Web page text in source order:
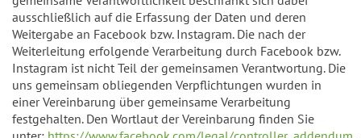
ausschließlich auf die Erfassung der Daten und deren
Weitergabe an Facebook bzw. Instagram. Die nach der
Weiterleitung erfolgende Verarbeitung durch Facebook bzw.
Instagram ist nicht Teil der gemeinsamen Verantwortung. Die
uns gemeinsam obliegenden Verpflichtungen wurden in
einer Vereinbarung über gemeinsame Verarbeitung
festgehalten. Den Wortlaut der Vereinbarung finden Sie